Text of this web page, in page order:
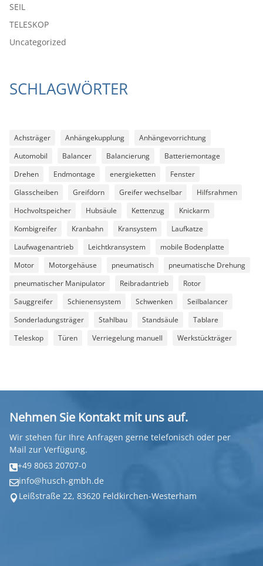
SEIL
TELESKOP
Uncategorized
SCHLAGWÖRTER
Achsträger Anhängekupplung
Anhängevorrichtung
Automobil
Balancer Balancierung
Batteriemontage
Drehen
Endmontage energieketten
Fenster
Glasscheiben
Greifdorn Greifer wechselbar
Hilfsrahmen
Hochvoltspeicher
Hubsäule Kettenzug
Knickarm
Kombigreifer
Kranbahn Kransystem
Laufkatze
Laufwagenantrieb
Leichtkransystem
mobile Bodenplatte
Motor
Motorgehäuse pneumatisch
pneumatische Drehung
pneumatischer Manipulator
Reibradantrieb
Rotor
Sauggreifer
Schienensystem Schwenken
Seilbalancer
Sonderladungsträger
Stahlbau Standsäule
Tablare
Teleskop
Türen Verriegelung manuell Werkstückträger
Nehmen Sie Kontakt mit uns auf.
Wir stehen für Ihre Anfragen gerne telefonisch oder per
Mail zur Verfügung.
+49 8063 20707-0
info@husch-gmbh.de
 Leißstraße 22, 83620 Feldkirchen-Westerham